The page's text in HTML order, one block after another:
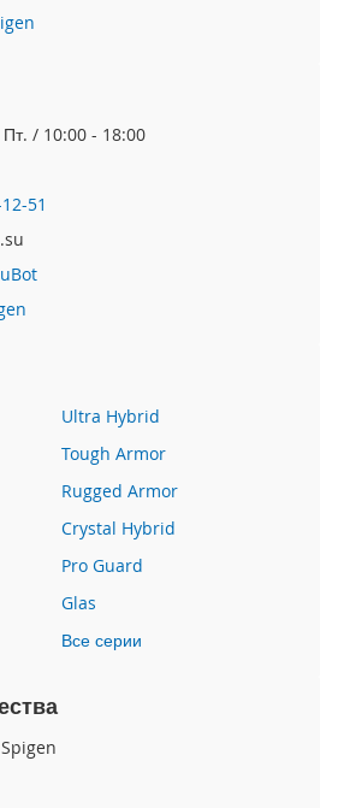
/ 10:00 - 18:00
51
Ultra Hybrid
Tough Armor
Rugged Armor
Crystal Hybrid
Pro Guard
Glas
Все серии